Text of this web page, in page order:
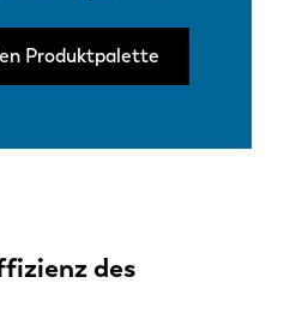
Produktpalette
des